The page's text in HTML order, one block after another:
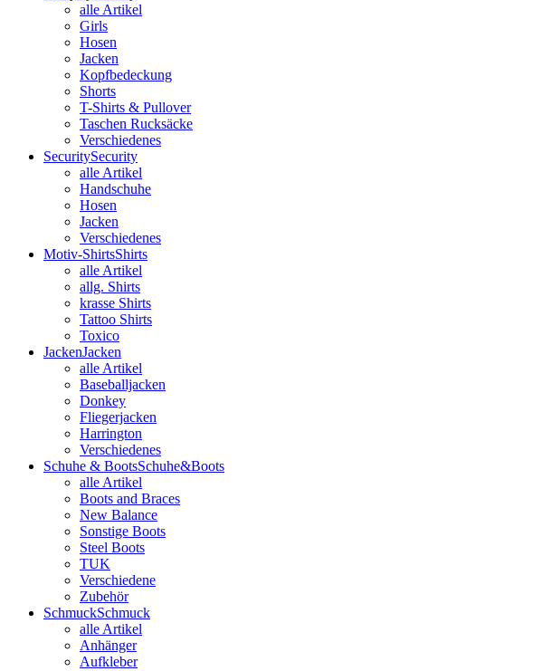
alle Artikel
Girls
Hosen
Jacken
Kopfbedeckung
Shorts
T-Shirts & Pullover
Taschen Rucksäcke
Verschiedenes
SecuritySecurity
alle Artikel
Handschuhe
Hosen
Jacken
Verschiedenes
Motiv-ShirtsShirts
alle Artikel
allg. Shirts
krasse Shirts
Tattoo Shirts
Toxico
JackenJacken
alle Artikel
Baseballjacken
Donkey
Fliegerjacken
Harrington
Verschiedenes
Schuhe & BootsSchuhe&Boots
alle Artikel
Boots and Braces
New Balance
Sonstige Boots
Steel Boots
TUK
Verschiedene
Zubehör
SchmuckSchmuck
alle Artikel
Anhänger
Aufkleber